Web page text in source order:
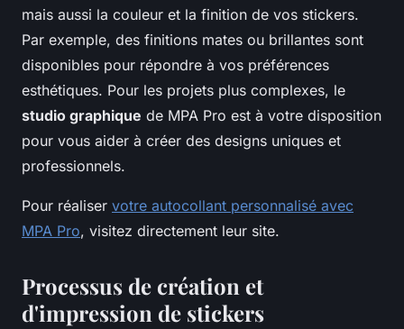
mais aussi la couleur et la finition de vos stickers.
Par exemple, des finitions mates ou brillantes sont
disponibles pour répondre à vos préférences
esthétiques. Pour les projets plus complexes, le
studio graphique de MPA Pro est à votre disposition
pour vous aider à créer des designs uniques et
professionnels.
Pour réaliser votre autocollant personnalisé avec
MPA Pro, visitez directement leur site.
Processus de création et
d'impression de stickers